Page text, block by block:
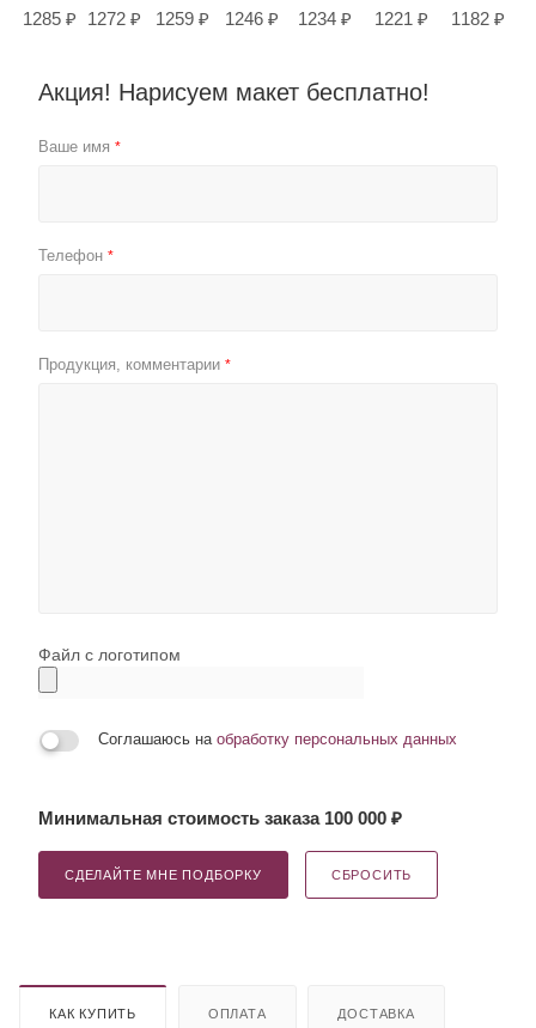
1285 ₽
1272 ₽
1259 ₽
1246 ₽
1234 ₽
1221 ₽
1182 ₽
Акция! Нарисуем макет бесплатно!
Ваше имя *
Телефон *
Продукция, комментарии *
Файл с логотипом
Соглашаюсь на обработку персональных данных
Минимальная стоимость заказа 100 000 ₽
СДЕЛАЙТЕ МНЕ ПОДБОРКУ СБРОСИТЬ
КАК КУПИТЬ ОПЛАТА ДОСТАВКА